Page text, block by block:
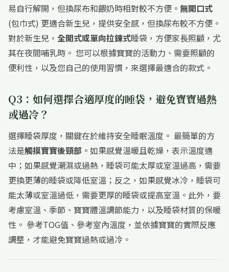
易自行解開，但換尿布和餵奶時相對較不方便。 無開口式
(包巾式) 更適合新生兒，提供安全感，但換尿布較不方便。
對於新生兒， 全開式或單向拉鍊式睡袋，方便家長照顧，尤
其在夜間哺乳時。 您可以根據寶寶的活動力、需要照顧的
便利性，以及您自己的使用習慣，來選擇最適合的款式。
Q3：如何選擇合適厚度的睡袋，避免寶寶過熱
或過冷？
選擇睡袋厚度，關鍵在於維持安全睡眠溫度。 最簡單的方
法是觸摸寶寶後頸部 。如果感覺溫暖且乾燥，表示溫度適
中；如果感覺潮濕或過熱，睡袋可能太厚或室溫過高，需要
更換更薄的睡袋或降低室溫；反之，如果感覺冰冷，睡袋可
能太薄或室溫過低，需要更厚的睡袋或提高室溫。此外，要
考慮室溫、季節、寶寶體溫調節能力，以及睡袋材質的保暖
性。 參考TOG值、參考室內溫度，並依據寶寶的實際反應
調整，才能避免寶寶過熱或過冷。